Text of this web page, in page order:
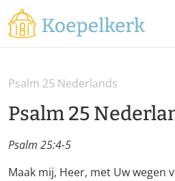
Psalm 25 Nederlands
Psalm 25
Psalm 25:4-5
Maak mij, Heer, met Uw wegen